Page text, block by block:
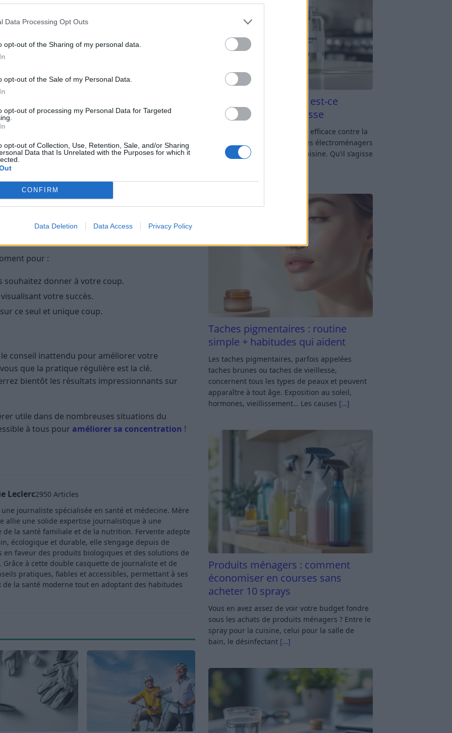
Data Processing Opt Outs
opt-out of the Sharing of my personal data.
opt-out of the Sale of my Personal Data.
opt-out of processing my Personal Data for Targeted
opt-out of Collection, Use, Retention, Sale, and/or Sharing
Data that Is Unrelated with the Purposes for which it
CONFIRM
Data Deletion Data Access Privacy Policy
à intégrer à votre routine
consciente et à améliorer votre
intégrer à votre routine de golf.
le système nerveux et améliorer la
de 4.
de 4.
pour :
souhaitez donner à votre coup.
votre succès.
ce seul et unique coup.
conseil inattendu pour améliorer votre
que la pratique régulière est la clé.
bientôt les résultats impressionnants sur
utile dans de nombreuses situations du
à tous pour améliorer sa concentration !
Leclerc2950 Articles
journaliste spécialisée en santé et médecine. Mère
allie une solide expertise journalistique à une
de la santé familiale et de la nutrition. Fervente adepte
écologique et durable, elle s’engage depuis de
en faveur des produits biologiques et des solutions de
Grâce à cette double casquette de journaliste et de
pratiques, fiables et accessibles, permettant à ses
la santé moderne tout en adoptant des habitudes
Vinaigre blanc et four est-ce
efficace contre la graisse
Vinaigre blanc et four : est-ce efficace contre la
graisse ? Le four fait partie des électroménagers
les plus sollicités dans une cuisine. Qu’il s’agisse
Taches pigmentaires : routine
simple + habitudes qui aident
Les taches pigmentaires, parfois appelées
taches brunes ou taches de vieillesse,
concernent tous les types de peaux et peuvent
apparaître à tout âge. Exposition au soleil,
hormones, vieillissement… Les causes […]
Produits ménagers : comment
économiser en courses sans
acheter 10 sprays
Vous en avez assez de voir votre budget fondre
sous les achats de produits ménagers ? Entre le
spray pour la cuisine, celui pour la salle de
bain, le désinfectant […]